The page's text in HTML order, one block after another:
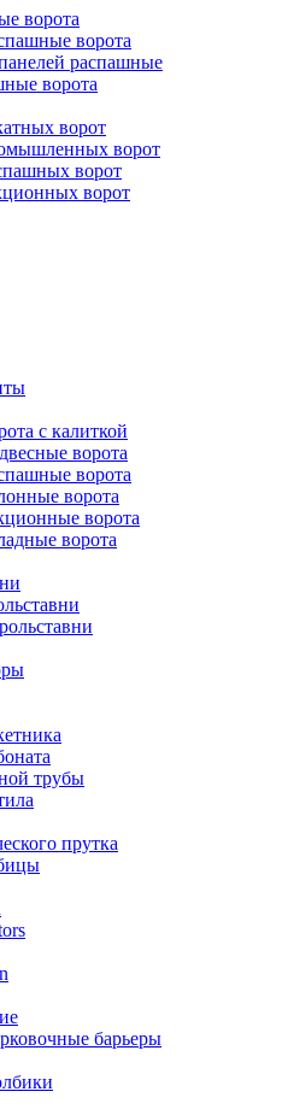
ворота
ворота
распашные
ворота
ворот
ворот
ворот
ворот
с калиткой
ворота
ворота
ворота
ворота
ворота
трубы
прутка
барьеры